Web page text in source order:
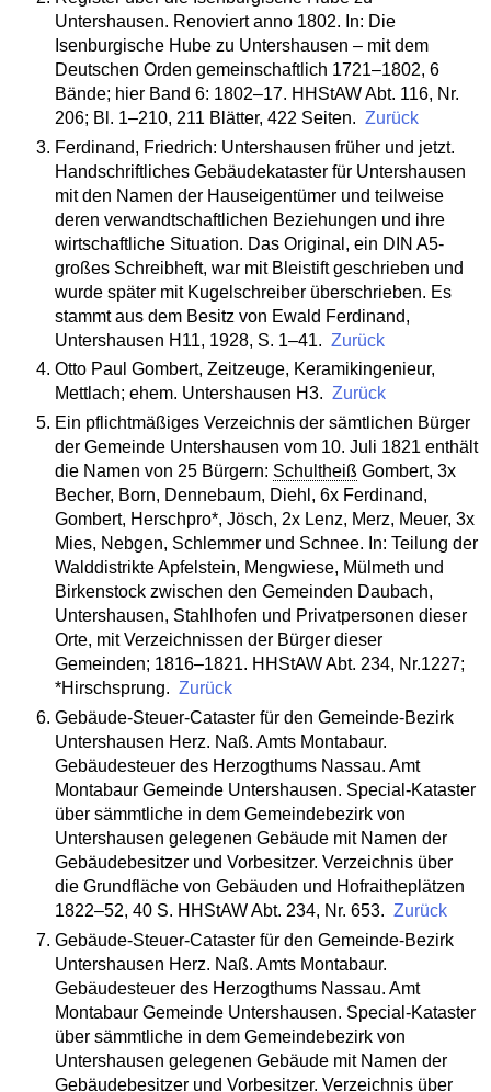
Untershausen. Renoviert anno 1802. In: Die
Isenburgische Hube zu Untershausen – mit dem
Deutschen Orden gemeinschaftlich 1721–1802, 6
Bände; hier Band 6: 1802–17. HHStAW Abt. 116, Nr.
206; Bl. 1–210, 211 Blätter, 422 Seiten. Zurück
Ferdinand, Friedrich: Untershausen früher und jetzt.
Handschriftliches Gebäudekataster für Untershausen
mit den Namen der Hauseigentümer und teilweise
deren verwandtschaftlichen Beziehungen und ihre
wirtschaftliche Situation. Das Original, ein DIN A5-
großes Schreibheft, war mit Bleistift geschrieben und
wurde später mit Kugelschreiber überschrieben. Es
stammt aus dem Besitz von Ewald Ferdinand,
Untershausen H11, 1928, S. 1–41. Zurück
Otto Paul Gombert, Zeitzeuge, Keramikingenieur,
Mettlach; ehem. Untershausen H3. Zurück
Ein pflichtmäßiges Verzeichnis der sämtlichen Bürger
der Gemeinde Untershausen vom 10. Juli 1821 enthält
die Namen von 25 Bürgern: Schultheiß Gombert, 3x
Becher, Born, Dennebaum, Diehl, 6x Ferdinand,
Gombert, Herschpro*, Jösch, 2x Lenz, Merz, Meuer, 3x
Mies, Nebgen, Schlemmer und Schnee. In: Teilung der
Walddistrikte Apfelstein, Mengwiese, Mülmeth und
Birkenstock zwischen den Gemeinden Daubach,
Untershausen, Stahlhofen und Privatpersonen dieser
Orte, mit Verzeichnissen der Bürger dieser
Gemeinden; 1816–1821. HHStAW Abt. 234, Nr.1227;
*Hirschsprung. Zurück
Gebäude-Steuer-Cataster für den Gemeinde-Bezirk
Untershausen Herz. Naß. Amts Montabaur.
Gebäudesteuer des Herzogthums Nassau. Amt
Montabaur Gemeinde Untershausen. Special-Kataster
über sämmtliche in dem Gemeindebezirk von
Untershausen gelegenen Gebäude mit Namen der
Gebäudebesitzer und Vorbesitzer. Verzeichnis über
die Grundfläche von Gebäuden und Hofraitheplätzen
1822–52, 40 S. HHStAW Abt. 234, Nr. 653. Zurück
Gebäude-Steuer-Cataster für den Gemeinde-Bezirk
Untershausen Herz. Naß. Amts Montabaur.
Gebäudesteuer des Herzogthums Nassau. Amt
Montabaur Gemeinde Untershausen. Special-Kataster
über sämmtliche in dem Gemeindebezirk von
Untershausen gelegenen Gebäude mit Namen der
Gebäudebesitzer und Vorbesitzer. Verzeichnis über